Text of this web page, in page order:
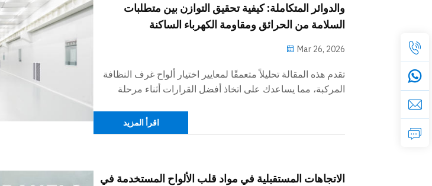
والدوائر المتكاملة: كيفية تحقيق التوازن بين متطلبات
السلامة من الحرائق ومقاومة الكهرباء الساكنة
Mar 26, 2026
تقدم هذه المقالة تحليلاً متعمقًا لمعايير اختيار ألواح غرف النظافة
المركبة، مما يساعدك على اتخاذ أفضل القرارات أثناء مرحلة
اقرأ المزيد
الاتجاهات المستقبلية في مواد قلب الألواح المستخدمة في